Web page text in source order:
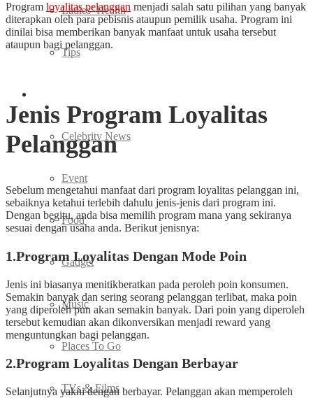
Ladies’ Health
Tips
Celebrity News
Event
Food
Gadget
Music
Places To Go
TVs & Films
Program loyalitas pelanggan menjadi salah satu pilihan yang banyak
diterapkan oleh para pebisnis ataupun pemilik usaha. Program ini
dinilai bisa memberikan banyak manfaat untuk usaha tersebut
ataupun bagi pelanggan.
Jenis Program Loyalitas
Pelanggan
Sebelum mengetahui manfaat dari program loyalitas pelanggan ini,
sebaiknya ketahui terlebih dahulu jenis-jenis dari program ini.
Dengan begitu, anda bisa memilih program mana yang sekiranya
sesuai dengan usaha anda. Berikut jenisnya:
1.Program Loyalitas Dengan Mode Poin
Jenis ini biasanya menitikberatkan pada peroleh poin konsumen.
Semakin banyak dan sering seorang pelanggan terlibat, maka poin
yang diperoleh pun akan semakin banyak. Dari poin yang diperoleh
tersebut kemudian akan dikonversikan menjadi reward yang
menguntungkan bagi pelanggan.
2.Program Loyalitas Dengan Berbayar
Selanjutnya yakni dengan berbayar. Pelanggan akan memperoleh